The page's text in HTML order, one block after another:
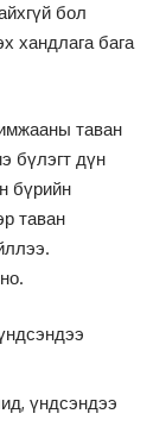
бол
хандлага бага
таван
бүлэгт дүн
бүрийн
таван
үндсэндээ